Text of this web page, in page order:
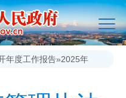
年度工作报告»2025年